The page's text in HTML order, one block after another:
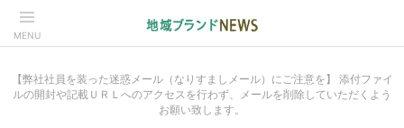
MENU
【弊社社員を装った迷惑メール（なりすましメール）にご注意を】 添付ファイ
ルの開封や記載ＵＲＬへのアクセスを行わず、メールを削除していただくよう
お願い致します。